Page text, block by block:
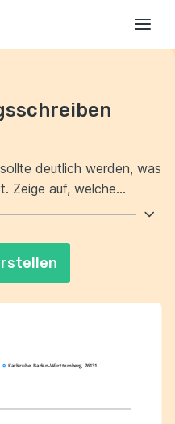
Karlsruhe, Baden-Württemberg, 76131
deutlich werden, was
Zeige auf, welche
wie du zum Erfolg